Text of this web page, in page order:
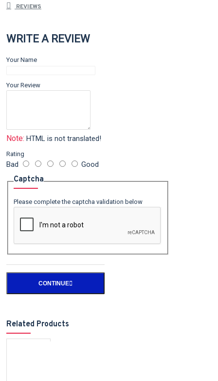
REVIEWS
WRITE A REVIEW
Your Name
Your Review
Note: HTML is not translated!
Rating
Bad Good
Captcha
Please complete the captcha validation below
CONTINUE
Related Products